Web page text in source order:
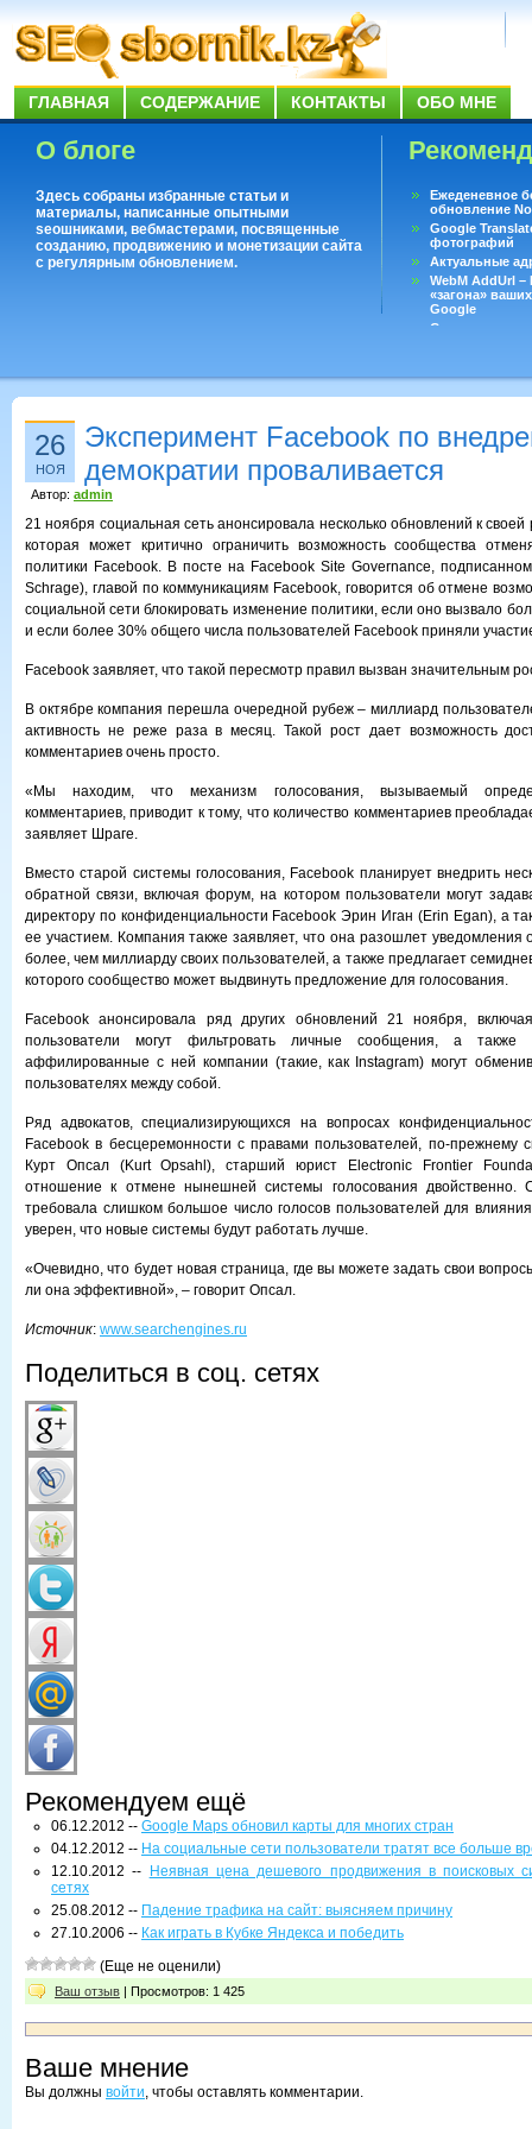
ГЛАВНАЯ СОДЕРЖАНИЕ КОНТАКТЫ ОБО МНЕ
О блоге
Здесь собраны избранные статьи и
материалы, написанные опытными
seoшниками, вебмастерами, посвященные
созданию, продвижению и монетизации сайта
с регулярным обновлением.
Ежеденевное
обновление
Google
фотографий
Актуальные
WebM AddUrl
«загона»
Google
Существует
26
НОЯ
Эксперимент Facebook по
демократии проваливается
Автор: admin
21 ноября социальная сеть анонсировала несколько обновлений к
которая может критично ограничить возможность сообщества
политики Facebook. В посте на Facebook Site Governance,
Schrage), главой по коммуникациям Facebook, говорится об отмене
социальной сети блокировать изменение политики, если оно вызвало
и если более 30% общего числа пользователей Facebook приняли
Facebook заявляет, что такой пересмотр правил вызван значительным
В октябре компания перешла очередной рубеж – миллиард
активность не реже раза в месяц. Такой рост дает возможность
комментариев очень просто.
«Мы находим, что механизм голосования, вызываемый
комментариев, приводит к тому, что количество комментариев
заявляет Шраге.
Вместо старой системы голосования, Facebook планирует внедрить
обратной связи, включая форум, на котором пользователи могут
директору по конфиденциальности Facebook Эрин Иган (Erin Egan), а
ее участием. Компания также заявляет, что она разошлет уведомления
более, чем миллиарду своих пользователей, а также предлагает
которого сообщество может выдвинуть предложение для голосования.
Facebook анонсировала ряд других обновлений 21 ноября,
пользователи могут фильтровать личные сообщения, а
аффилированные с ней компании (такие, как Instagram) могут
пользователях между собой.
Ряд адвокатов, специализирующихся на вопросах
Facebook в бесцеремонности с правами пользователей, по-прежнему
Курт Опсал (Kurt Opsahl), старший юрист Electronic Frontier
отношение к отмене нынешней системы голосования
требовала слишком большое число голосов пользователей для
уверен, что новые системы будут работать лучше.
«Очевидно, что будет новая страница, где вы можете задать свои
ли она эффективной», – говорит Опсал.
Источник: www.searchengines.ru
Поделиться в соц. сетях
Рекомендуем ещё
06.12.2012 -- Google Maps обновил карты для многих стран
04.12.2012 -- На социальные сети пользователи тратят все больше
12.10.2012 --
Неявная цена дешевого продвижения в поисковых
сетях
25.08.2012 -- Падение трафика на сайт: выясняем причину
27.10.2006 -- Как играть в Кубке Яндекса и победить
(Еще не оценили)
Ваш отзыв | Просмотров: 1 425
Ваше мнение
Вы должны войти, чтобы оставлять комментарии.